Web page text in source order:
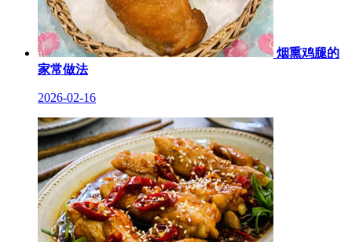
烟熏鸡腿的
家常做法
2026-02-16